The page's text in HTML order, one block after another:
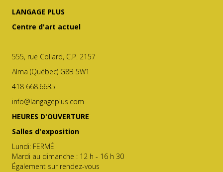
LANGAGE PLUS
Centre d'art actuel
555, rue Collard, C.P. 2157
Alma (Québec) G8B 5W1
418 668.6635
info@langageplus.com
HEURES D'OUVERTURE
Salles d'exposition
Lundi: FERMÉ
Mardi au dimanche : 12 h - 16 h 30
Également sur rendez-vous